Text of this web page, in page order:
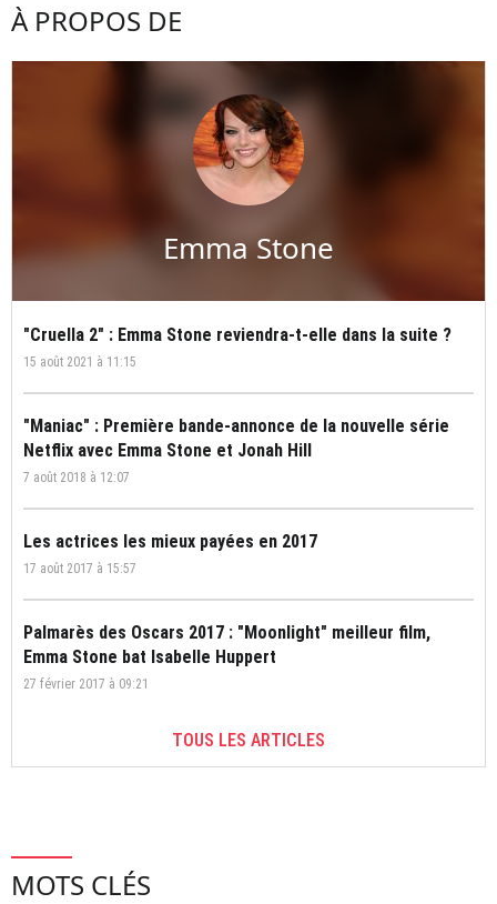
À PROPOS DE
Emma Stone
"Cruella 2" : Emma Stone reviendra-t-elle dans la suite ?
15 août 2021 à 11:15
"Maniac" : Première bande-annonce de la nouvelle série
Netflix avec Emma Stone et Jonah Hill
7 août 2018 à 12:07
Les actrices les mieux payées en 2017
17 août 2017 à 15:57
Palmarès des Oscars 2017 : "Moonlight" meilleur film,
Emma Stone bat Isabelle Huppert
27 février 2017 à 09:21
TOUS LES ARTICLES
MOTS CLÉS